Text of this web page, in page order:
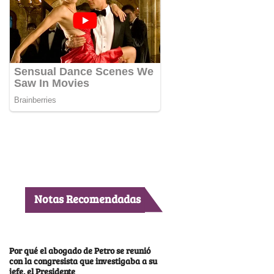
Notas Recomendadas
Por qué el abogado de Petro se reunió
con la congresista que investigaba a su
jefe, el Presidente